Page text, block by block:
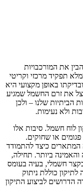
את המורכבויות
תפקיד מרכזי וקריטי
באופן מקצועי היא
את זרם החשמל שמגיע
שלנו – ולכן
ולא נעימות.
לוח חשמל. סיבות אלו
או שחוקים.
המתארים כיצד להתמודד
ביותר. תחילה,
חשמלי, בעיה בעומס
כוללת ניתוק
הדרושים לביצוע התיקון